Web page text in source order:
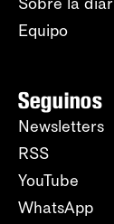
Equipo
Seguinos
Newsletters
RSS
YouTube
WhatsApp